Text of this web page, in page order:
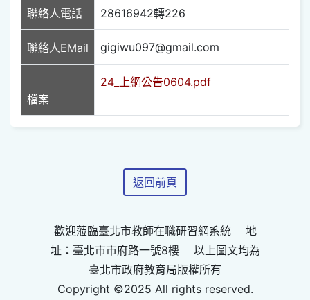
聯絡人電話 28616942轉226
聯絡人EMail gigiwu097@gmail.com
檔案
24_上網公告0604.pdf
返回前頁
歡迎蒞臨臺北市教師在職研習網系統 地
址：臺北市市府路一號8樓 以上圖文均為
臺北市政府教育局版權所有
Copyright ©2025 All rights reserved.